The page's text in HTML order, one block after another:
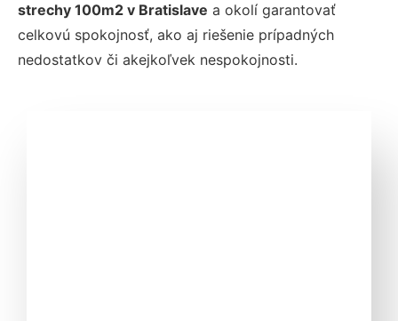
strechy 100m2 v Bratislave a okolí garantovať
celkovú spokojnosť, ako aj riešenie prípadných
nedostatkov či akejkoľvek nespokojnosti.